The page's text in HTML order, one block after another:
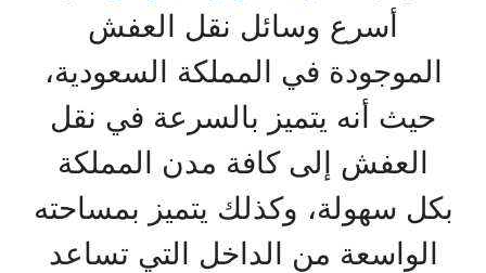
أسرع وسائل نقل العفش
الموجودة في المملكة السعودية،
حيث أنه يتميز بالسرعة في نقل
العفش إلى كافة مدن المملكة
بكل سهولة، وكذلك يتميز بمساحته
الواسعة من الداخل التي تساعد